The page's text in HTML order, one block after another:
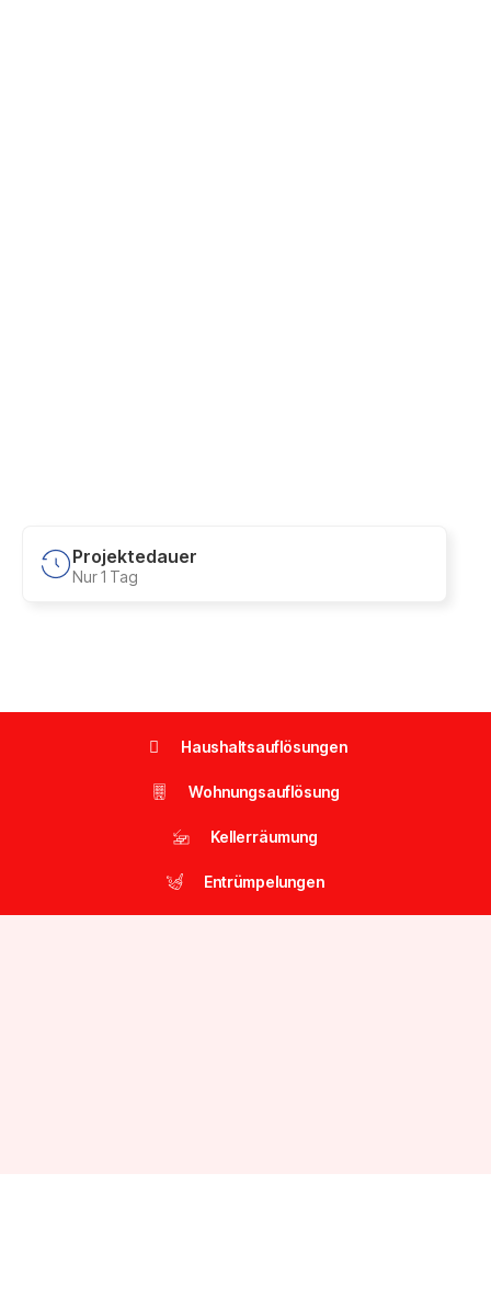
Projektedauer
Nur 1 Tag
Haushaltsauflösungen
Wohnungsauflösung
Kellerräumung
Entrümpelungen